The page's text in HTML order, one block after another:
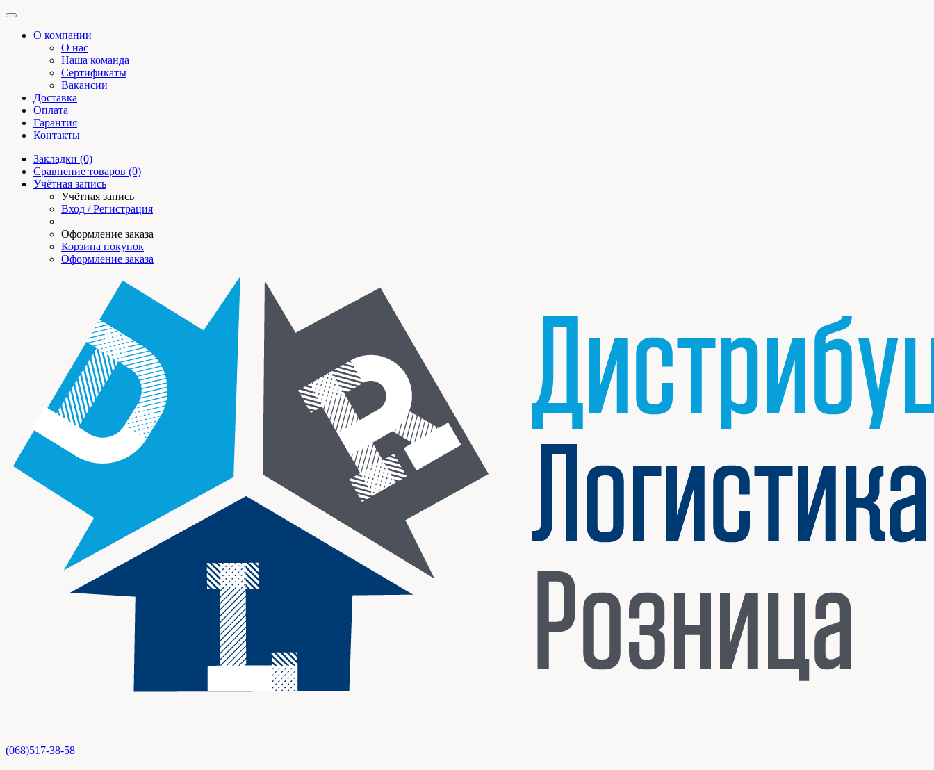
О компании
О нас
Наша команда
Сертификаты
Вакансии
Доставка
Оплата
Гарантия
Контакты
Закладки (0)
Сравнение товаров (0)
Учётная запись
Учётная запись
Вход / Регистрация
Оформление заказа
Корзина покупок
Оформление заказа
(068)517-38-58